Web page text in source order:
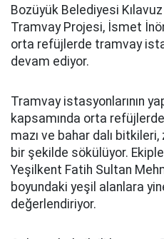
Bozüyük Belediyesi
Tramvay Projesi, İsmet
orta refüjlerde tramvay
devam ediyor.
Tramvay istasyonlarının
kapsamında orta
mazı ve bahar dalı
bir şekilde sökülüyor.
Yeşilkent Fatih Sultan
boyundaki yeşil alanlara
değerlendiriyor.